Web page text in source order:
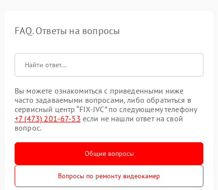
FAQ. Ответы на вопросы
Вы можете ознакомиться с приведенными ниже
часто задаваемыми вопросами, либо обратиться в
сервисный центр “FIX-JVC” по следующему телефону
+7 (473) 201-67-53 если не нашли ответ на свой
вопрос.
Общие вопросы
Вопросы по ремонту видеокамер